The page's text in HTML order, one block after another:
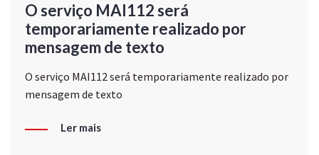
O serviço MAI112 será
temporariamente realizado por
mensagem de texto
O serviço MAI112 será temporariamente realizado por
mensagem de texto
Ler mais